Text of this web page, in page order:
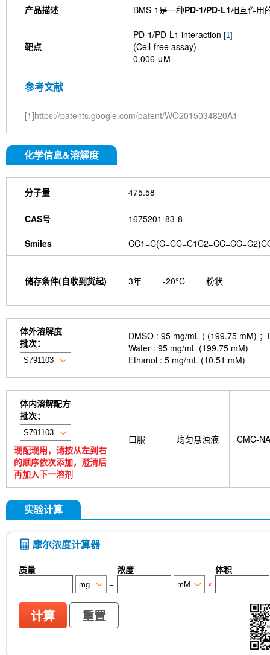
产品描述 BMS-1是一种PD-1/PD-L1相互作用
靶点
PD-1/PD-L1 interaction [1]
(Cell-free assay)
0.006 μM
参考文献
[1]https://patents.google.com/patent/WO2015034820A1
化学信息&溶解度
分子量 475.58
CAS号 1675201-83-8
Smiles
储存条件(自收到货起) 3年 -20°C 粉状
体外溶解度
批次：
DMSO : 95 mg/mL ( (199.75 mM)
Water : 95 mg/mL (199.75 mM)
Ethanol : 5 mg/mL (10.51 mM)
体内溶解配方
批次：
现配现用，请按从左到右
的顺序依次添加，澄清后
再加入下一溶剂
口服 均匀悬浊液 CMC-NA
实验计算
摩尔浓度计算器
质量 浓度
体积
=
×
计算 重置